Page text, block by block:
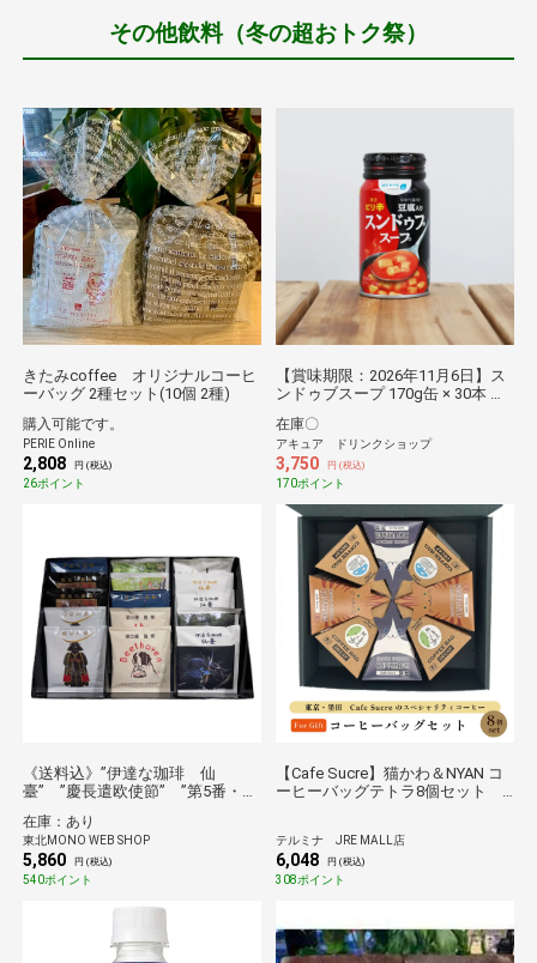
その他飲料（冬の超おトク祭）
きたみcoffee オリジナルコーヒ
ーバッグ 2種セット(10個 2種)
購入可能です。
PERIE Online
2,808 円 (税込)
26ポイント
【賞味期限：2026年11月6日】ス
ンドゥブスープ 170g缶 × 30本 送
在庫〇
アキュア ドリンクショップ
3,750 円 (税込)
170ポイント
《送料込》”伊達な珈琲 仙
臺” ”慶長遣欧使節” ”第5番・皇
(ベートーベン)
在庫：あり
東北MONO WEB SHOP
5,860 円 (税込)
540ポイント
【Cafe Sucre】猫かわ＆NYAN コ
ーヒーバッグテトラ8個セット
テルミナ JRE MALL店
6,048 円 (税込)
308ポイント